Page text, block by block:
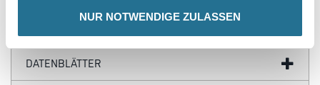
NUR NOTWENDIGE ZULASSEN
DATENBLÄTTER